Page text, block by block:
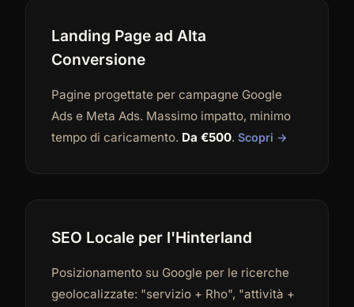
Landing Page ad Alta
Conversione
Pagine progettate per campagne Google
Ads e Meta Ads. Massimo impatto, minimo
tempo di caricamento. Da €500. Scopri →
SEO Locale per l'Hinterland
Posizionamento su Google per le ricerche
geolocalizzate: "servizio + Rho", "attività +